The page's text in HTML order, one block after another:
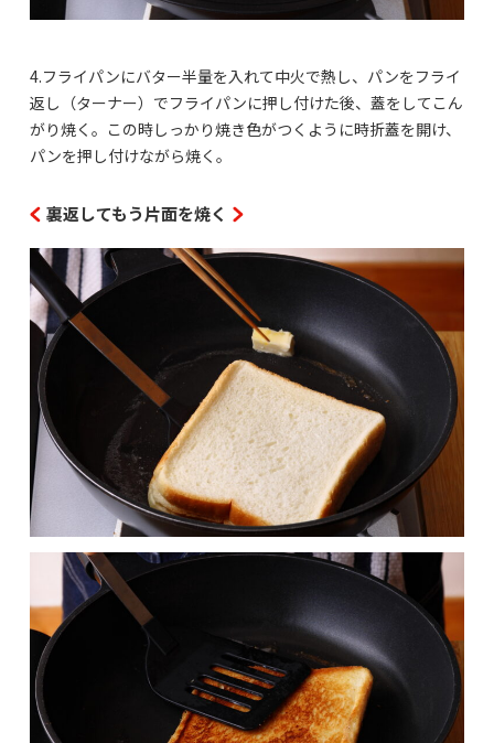
4.フライパンにバター半量を入れて中火で熱し、パンをフライ
返し（ターナー）でフライパンに押し付けた後、蓋をしてこん
がり焼く。この時しっかり焼き色がつくように時折蓋を開け、
パンを押し付けながら焼く。
裏返してもう片面を焼く